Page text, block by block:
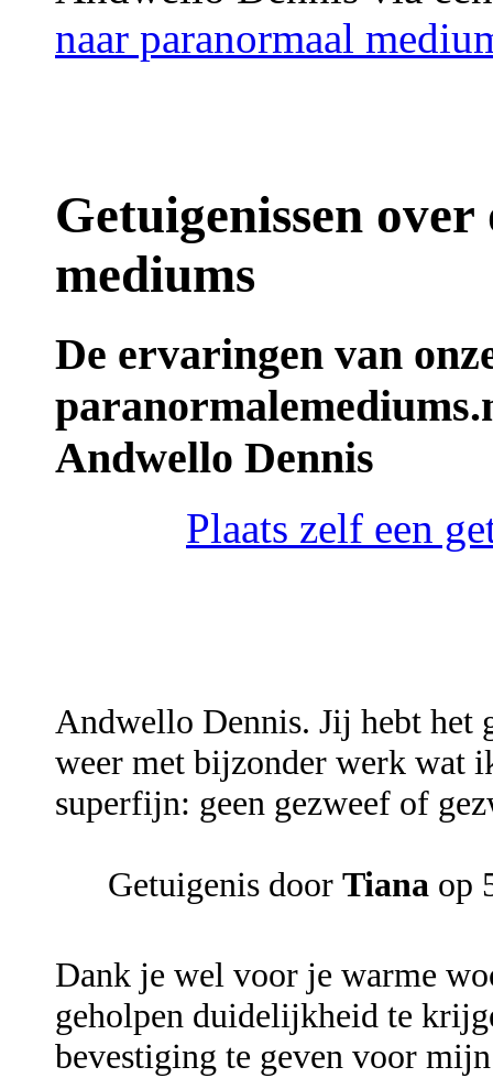
naar paranormaal
Getuigenissen
mediums
De ervaringen van
Andwello Dennis
Plaats zelf een
Andwello Dennis. Jij hebt het
weer met bijzonder werk wat
superfijn: geen gezweef of
Getuigenis door Tiana op
Dank je wel voor je warme
geholpen duidelijkheid te
bevestiging te geven voor